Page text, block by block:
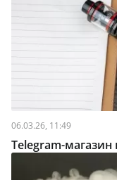
06.03.26, 11:49
Telegram-